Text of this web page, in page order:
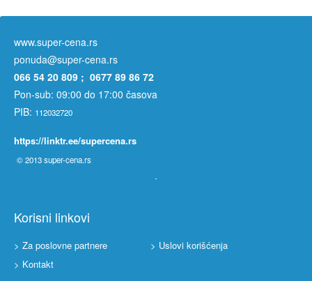
www.super-cena.rs
ponuda@super-cena.rs
066 54 20 809 ; 0677 89 86 72
Pon-sub: 09:00 do 17:00 časova
PIB: 112032720
https://linktr.ee/supercena.rs
© 2013super-cena.rs
Korisni linkovi
> Za poslovne partnere
> Uslovi korišćenja
> Kontakt